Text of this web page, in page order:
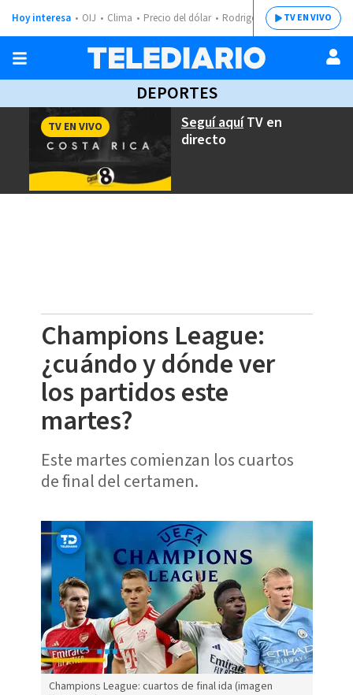
Hoy interesa OIJ Clima Precio del dólar Rodrigo ChavesTV EN VIVO
DEPORTES
Seguí aquíTV en
directo
TV EN VIVO
Champions League:
¿cuándo y dónde ver
los partidos este
martes?
Este martes comienzan los cuartos
de final del certamen.
Champions League: cuartos de final ida (imagen